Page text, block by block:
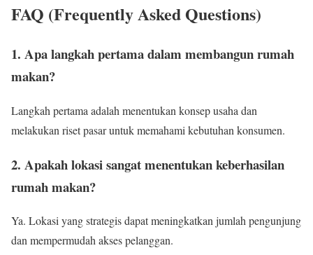
FAQ (Frequently Asked Questions)
1. Apa langkah pertama dalam membangun rumah
makan?
Langkah pertama adalah menentukan konsep usaha dan
melakukan riset pasar untuk memahami kebutuhan konsumen.
2. Apakah lokasi sangat menentukan keberhasilan
rumah makan?
Ya. Lokasi yang strategis dapat meningkatkan jumlah pengunjung
dan mempermudah akses pelanggan.